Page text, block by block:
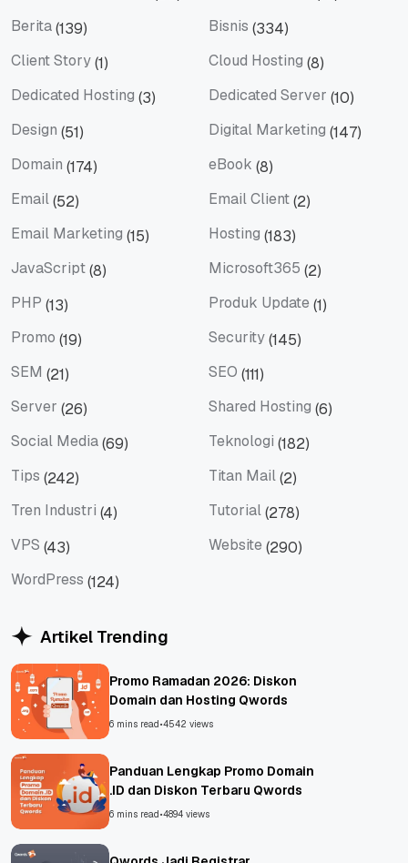
Berita(139) Bisnis (334)
Client Story(1) Cloud Hosting (8)
Dedicated Hosting (3) Dedicated Server (10)
Design (51) Digital Marketing (147)
Domain (174) eBook (8)
Email(52) Email Client(2)
Email Marketing (15) Hosting (183)
JavaScript(8) Microsoft365 (2)
PHP (13) Produk Update (1)
Promo (19) Security(145)
SEM (21) SEO (111)
Server (26) Shared Hosting (6)
Social Media(69) Teknologi (182)
Tips (242) Titan Mail(2)
Tren Industri (4) Tutorial(278)
VPS (43) Website (290)
WordPress (124)
Artikel Trending
Promo Ramadan 2026: Diskon
Domain dan Hosting Qwords
6 mins read•4542 views
Panduan Lengkap Promo Domain
.ID dan Diskon Terbaru Qwords
6 mins read•4894 views